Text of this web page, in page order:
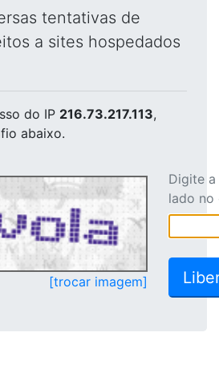
tentativas de
a sites hospedados
do IP 216.73.217.113,
abaixo.
[trocar imagem]
Digite
lado no